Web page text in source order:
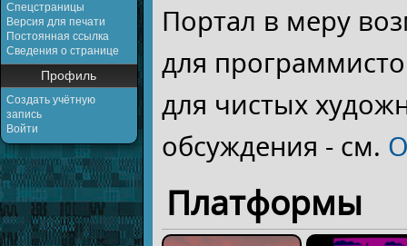
Спецстраницы
Версия для печати
Постоянная ссылка
Сведения о странице
Профиль
Создать учётную
запись
Войти
Портал в меру
для
для чистых
обсуждения - см.
Платформы